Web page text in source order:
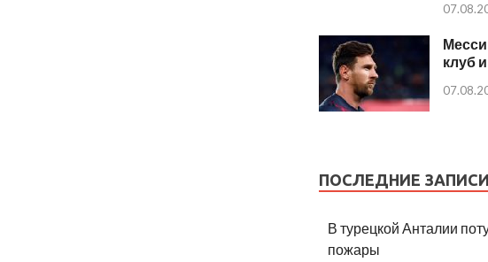
клуб
ПОСЛЕДНИЕ ЗАПИСИ
В турецкой Анталии
пожары